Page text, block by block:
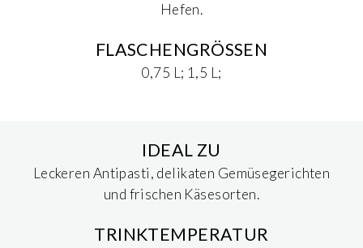
Hefen.
FLASCHENGRÖSSEN
0,75 L; 1,5 L;
IDEAL ZU
Leckeren Antipasti, delikaten Gemüsegerichten
und frischen Käsesorten.
TRINKTEMPERATUR